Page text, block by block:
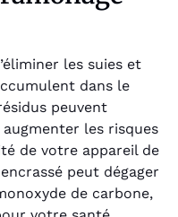
les suies et
dans le
peuvent
les risques
de votre appareil de
peut dégager
de carbone,